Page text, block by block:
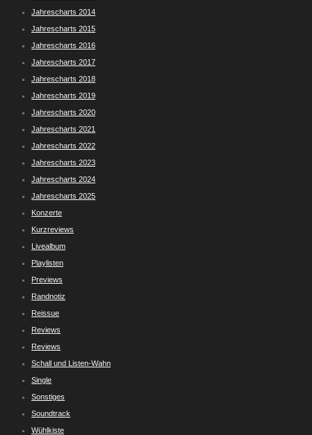
Jahrescharts 2014
Jahrescharts 2015
Jahrescharts 2016
Jahrescharts 2017
Jahrescharts 2018
Jahrescharts 2019
Jahrescharts 2020
Jahrescharts 2021
Jahrescharts 2022
Jahrescharts 2023
Jahrescharts 2024
Jahrescharts 2025
Konzerte
Kurzreviews
Livealbum
Playlisten
Previews
Randnotiz
Reissue
Reviews
Reviews
Schall und Listen-Wahn
Single
Sonstiges
Soundtrack
Wühlkiste